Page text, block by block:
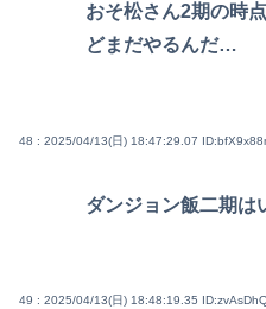
おそ松さん2期の時
どまだやるんだ…
48 : 2025/04/13(日) 18:47:29.07
ダンジョン飯二期は
49 : 2025/04/13(日) 18:48:19.35